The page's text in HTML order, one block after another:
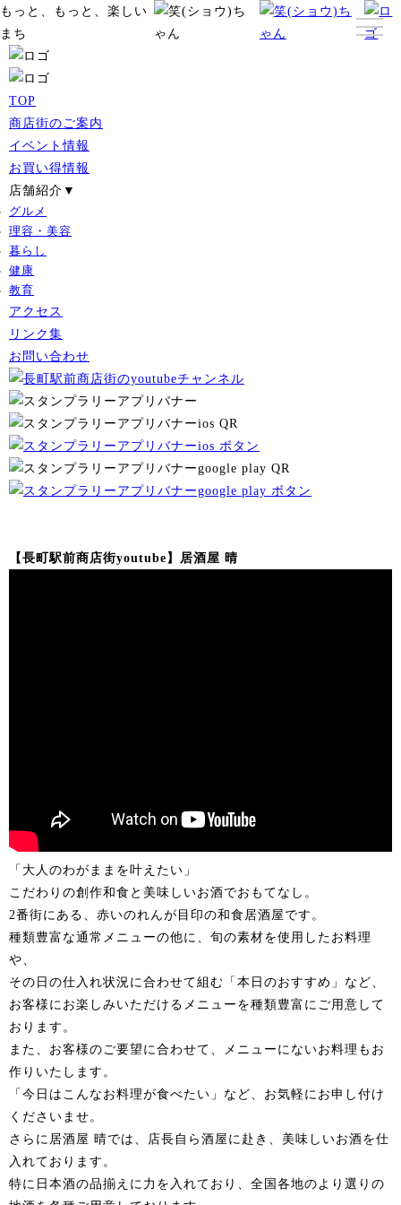
もっと、もっと、楽しい
まち
TOP
商店街のご案内
イベント情報
お買い得情報
店舗紹介▼
グルメ
理容・美容
暮らし
健康
教育
アクセス
リンク集
お問い合わせ
【長町駅前商店街youtube】居酒屋 晴
「大人のわがままを叶えたい」
こだわりの創作和食と美味しいお酒でおもてなし。
2番街にある、赤いのれんが目印の和食居酒屋です。
種類豊富な通常メニューの他に、旬の素材を使用したお料理
や、
その日の仕入れ状況に合わせて組む「本日のおすすめ」など、
お客様にお楽しみいただけるメニューを種類豊富にご用意して
おります。
また、お客様のご要望に合わせて、メニューにないお料理もお
作りいたします。
「今日はこんなお料理が食べたい」など、お気軽にお申し付け
くださいませ。
さらに居酒屋 晴では、店長自ら酒屋に赴き、美味しいお酒を仕
入れております。
特に日本酒の品揃えに力を入れており、全国各地のより選りの